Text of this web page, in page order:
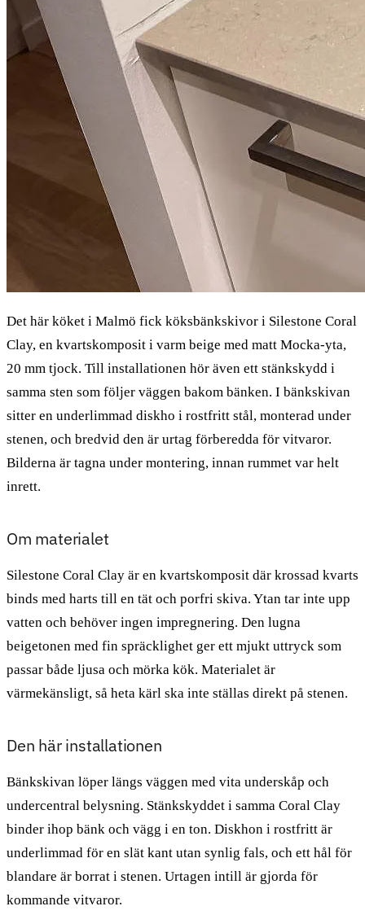
Det här köket i Malmö fick köksbänkskivor i Silestone Coral
Clay, en kvartskomposit i varm beige med matt Mocka-yta,
20 mm tjock. Till installationen hör även ett stänkskydd i
samma sten som följer väggen bakom bänken. I bänkskivan
sitter en underlimmad diskho i rostfritt stål, monterad under
stenen, och bredvid den är urtag förberedda för vitvaror.
Bilderna är tagna under montering, innan rummet var helt
inrett.
Om materialet
Silestone Coral Clay är en kvartskomposit där krossad kvarts
binds med harts till en tät och porfri skiva. Ytan tar inte upp
vatten och behöver ingen impregnering. Den lugna
beigetonen med fin spräcklighet ger ett mjukt uttryck som
passar både ljusa och mörka kök. Materialet är
värmekänsligt, så heta kärl ska inte ställas direkt på stenen.
Den här installationen
Bänkskivan löper längs väggen med vita underskåp och
undercentral belysning. Stänkskyddet i samma Coral Clay
binder ihop bänk och vägg i en ton. Diskhon i rostfritt är
underlimmad för en slät kant utan synlig fals, och ett hål för
blandare är borrat i stenen. Urtagen intill är gjorda för
kommande vitvaror.